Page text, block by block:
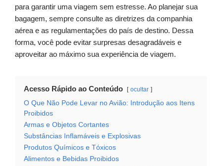
para garantir uma viagem sem estresse. Ao planejar sua
bagagem, sempre consulte as diretrizes da companhia
aérea e as regulamentações do país de destino. Dessa
forma, você pode evitar surpresas desagradáveis e
aproveitar ao máximo sua experiência de viagem.
Acesso Rápido ao Conteúdo ocultar
O Que Não Pode Levar no Avião: Introdução aos Itens
Proibidos
Armas e Objetos Cortantes
Substâncias Inflamáveis e Explosivas
Produtos Químicos e Tóxicos
Alimentos e Bebidas Proibidos